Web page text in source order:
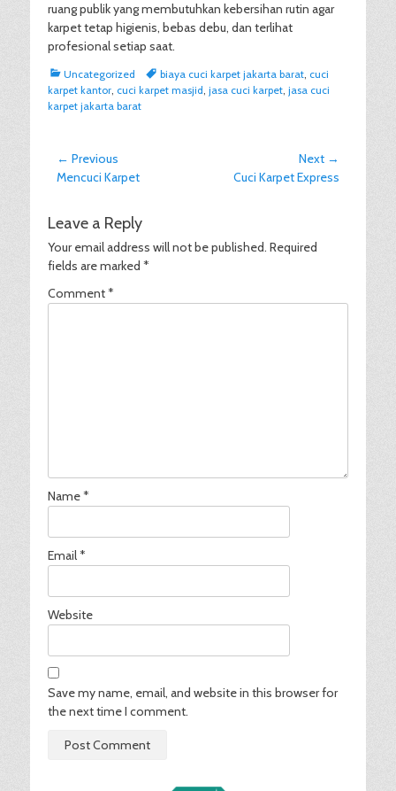
ruang publik yang membutuhkan kebersihan rutin agar
karpet tetap higienis, bebas debu, dan terlihat
profesional setiap saat.
Categories
Uncategorized Tagsbiaya cuci karpet jakarta barat, cuci
karpet kantor, cuci karpet masjid, jasa cuci karpet, jasa cuci
karpet jakarta barat
Post
navigation
← Previous
Previous
Mencuci Karpet
Next →
Cuci Karpet Express
Leave a Reply
Your email address will not be published. Required
fields are marked *
Comment*
Name*
Email*
Website
Save my name, email, and website in this browser for
the next time I comment.